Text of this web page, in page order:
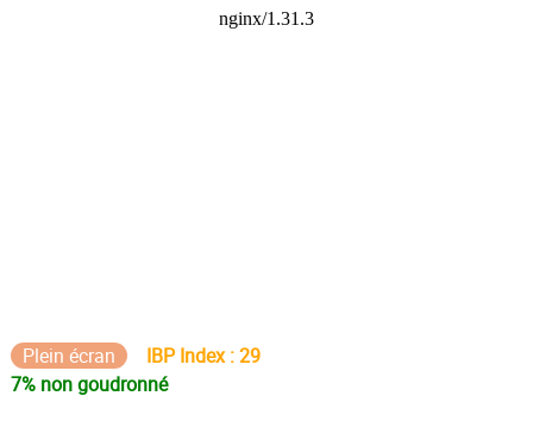
Plein écran
IBP Index : 29
7% non goudronné